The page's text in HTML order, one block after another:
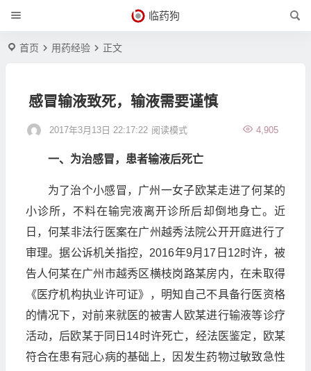
临药狗
首页 用药经验 正文
感冒输液致死，输液需要谨慎
2017年3月13日 22:17:22 4,905
阅读模式
一、为治感冒，患者输液后死亡
为了治个小感冒，广州一女子欧某走进了何某的
小诊所，不料在输完液离开诊所后却倒地身亡。近
日，何某非法行医案在广州越秀法院公开开庭进行了
审理。据公诉机关指控，2016年9月17日12时许，被
告人何某在广州市越秀区横枝岗路某房内，在未取得
《医疗机构执业许可证》，明知自己不具备行医资格
的情况下，对前来就医的被害人欧某进行输液等诊疗
活动，后欧某于同日14时许死亡，经法医鉴定，欧某
符合在患有冠心病的基础上，因发生药物过敏致急性